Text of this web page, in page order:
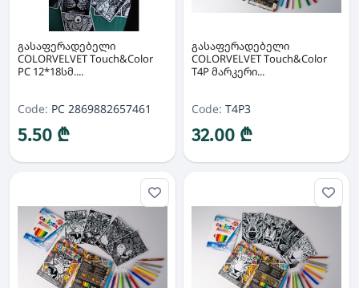
გასაფერადებელი
COLORVELVET Touch&Color
PC 12*18სმ....
Code: PC 2869882657461
5.50 ₾
გასაფერადებელი
COLORVELVET Touch&Color
T4P მარკერი...
Code: T4P3
32.00 ₾